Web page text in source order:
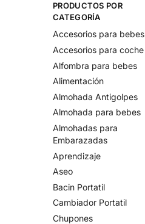
PRODUCTOS POR
CATEGORÍA
Accesorios para bebes
Accesorios para coche
Alfombra para bebes
Alimentación
Almohada Antigolpes
Almohada para bebes
Almohadas para
Embarazadas
Aprendizaje
Aseo
Bacin Portatil
Cambiador Portatil
Chupones